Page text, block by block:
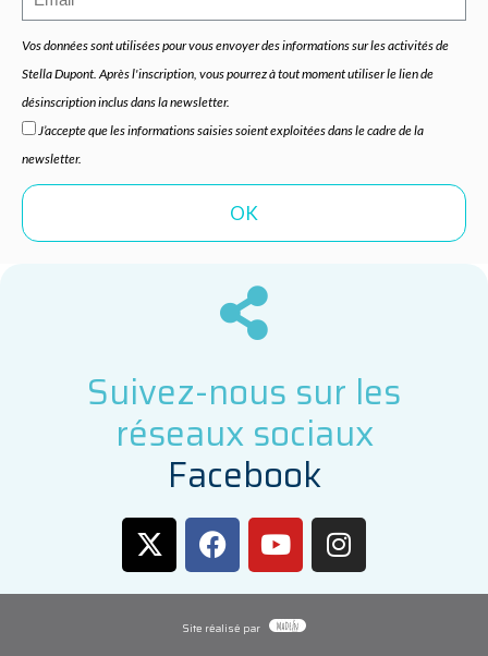
Vos données sont utilisées pour vous envoyer des informations sur les activités de
Stella Dupont. Après l'inscription, vous pourrez à tout moment utiliser le lien de
désinscription inclus dans la newsletter.
J’accepte que les informations saisies soient exploitées dans le cadre de la
newsletter.
Suivez-nous sur les
réseaux sociaux
Facebook
Site réalisé par